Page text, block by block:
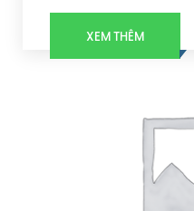
XEM THÊM